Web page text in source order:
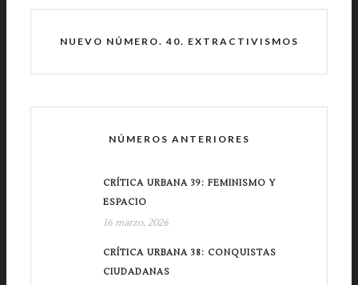
NUEVO NÚMERO. 40. EXTRACTIVISMOS
NÚMEROS ANTERIORES
CRÍTICA URBANA 39: FEMINISMO Y
ESPACIO
16 marzo, 2026
CRÍTICA URBANA 38: CONQUISTAS
CIUDADANAS